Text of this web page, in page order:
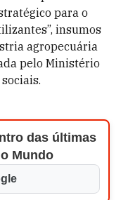
para o
insumos
agropecuária
pelo Ministério
das últimas
Mundo